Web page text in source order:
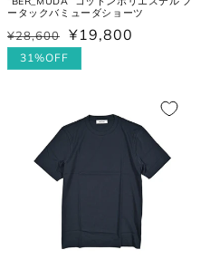
ータックバミューダショーツ
通
常
¥28,600
セ
ー
¥19,800
31%OFF
の先端を結んだ長さ。
幅。